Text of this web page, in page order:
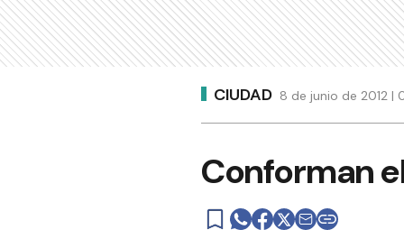
CIUDAD 8 de junio de 2012 |
Conforman